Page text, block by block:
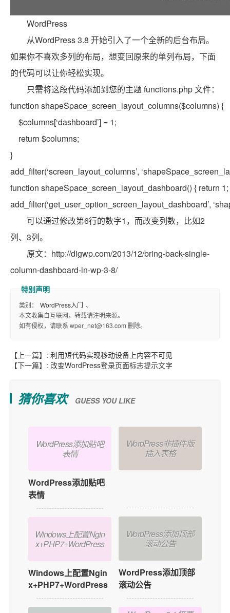
WordPress
从WordPress 3.8 开始引入了一个全新的后台布局。
如果你不喜欢多列的布局，想变回原来的单列布局，下面
的代码可以让你轻松实现。
只需将这段代码添加到您的主题 functions.php 文件：
function shapeSpace_screen_layout_columns($columns) {
$columns[‘dashboard’] = 1;
return $columns;
}
add_filter(‘screen_layout_columns’,
function shapeSpace_screen_layout_dashboard() { return
add_filter(‘get_user_option_screen_layout_dashboard’,
可以通过修改第6行的数字1，而改变列数，比如2
列、3列。
原文：http://digwp.com/2013/12/bring-back-single-
column-dashboard-in-wp-3-8/
类别： WordPress入门 、
本文收集自互联网，转载请注明来源。
如有侵权，请联系 wper_net@163.com 删除。
【上一篇】: 利用短代码实现移动设备上内容不可见
【下一篇】: 改变WordPress登录页面标志提示文字
猜你喜欢 GUESS YOU LIKE
WordPress添加贴吧
表情
WordPress添加贴吧
表情
Windows上配置Ngin
x+PHP7+WordPress
Windows上配置Ngin
x+PHP7+WordPress
WordPress非插件版
插入表格
WordPress添加顶部
滚动公告
WordPress添加顶部
滚动公告